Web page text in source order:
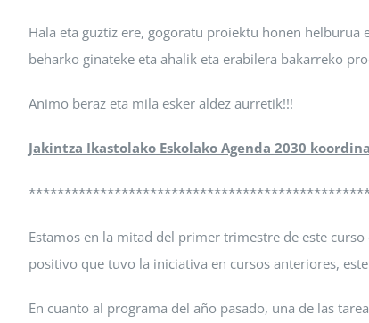
Hala eta guztiz ere, gogoratu proiektu honen
beharko ginateke eta ahalik eta erabilera bakarreko
Animo beraz eta mila esker aldez aurretik!!!
Jakintza Ikastolako Eskolako Agenda 2030
Estamos en la mitad del primer trimestre de este
positivo que tuvo la iniciativa en cursos anteriores,
En cuanto al programa del año pasado, una de las